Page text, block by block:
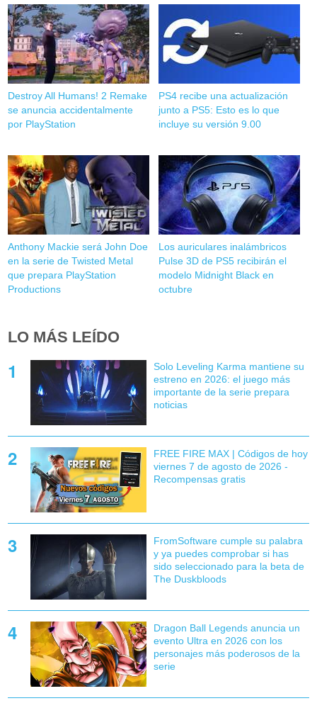
Destroy All Humans! 2 Remake
se anuncia accidentalmente
por PlayStation
PS4 recibe una actualización
junto a PS5: Esto es lo que
incluye su versión 9.00
Anthony Mackie será John Doe
en la serie de Twisted Metal
que prepara PlayStation
Productions
Los auriculares inalámbricos
Pulse 3D de PS5 recibirán el
modelo Midnight Black en
octubre
LO MÁS LEÍDO
Solo Leveling Karma mantiene su
estreno en 2026: el juego más
importante de la serie prepara
noticias
FREE FIRE MAX | Códigos de hoy
viernes 7 de agosto de 2026 -
Recompensas gratis
FromSoftware cumple su palabra
y ya puedes comprobar si has
sido seleccionado para la beta de
The Duskbloods
Dragon Ball Legends anuncia un
evento Ultra en 2026 con los
personajes más poderosos de la
serie